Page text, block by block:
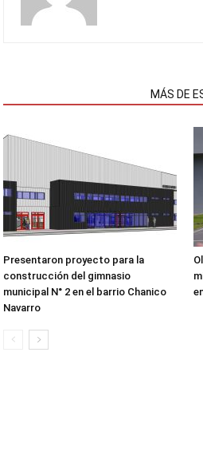
MÁS DE
Presentaron proyecto para la
construcción del gimnasio
municipal N° 2 en el barrio Chanico
Navarro